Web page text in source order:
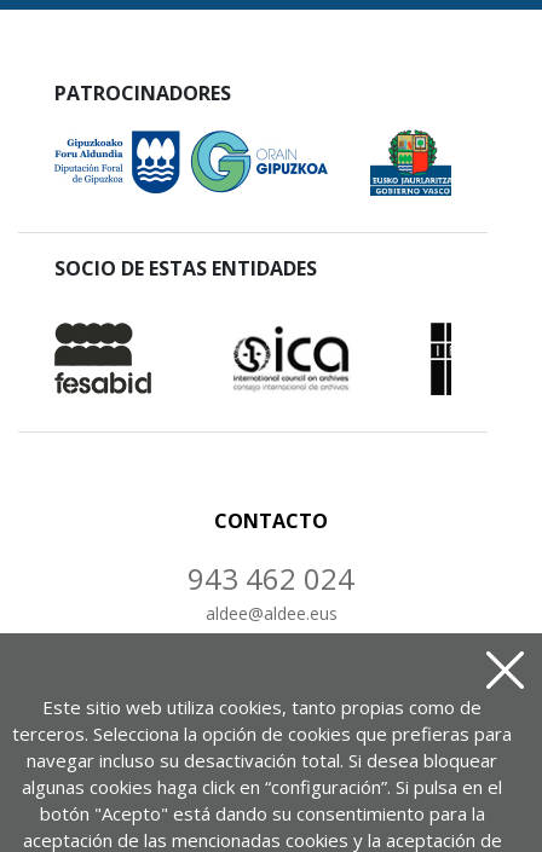
PATROCINADORES
SOCIO DE ESTAS ENTIDADES
CONTACTO
943 462 024
aldee@aldee.eus
Portuetxe kalea, 37, 1-7. bul.
20018 Donostia – Gipuzkoa
Este sitio web utiliza cookies, tanto propias como de
terceros. Selecciona la opción de cookies que prefieras para
navegar incluso su desactivación total. Si desea bloquear
algunas cookies haga click en “configuración”. Si pulsa en el
botón "Acepto" está dando su consentimiento para la
aceptación de las mencionadas cookies y la aceptación de